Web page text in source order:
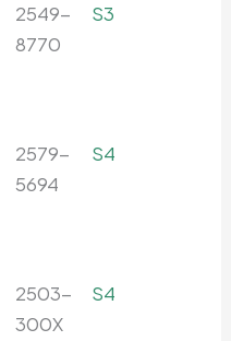
2549-
8770
S3
2579-
5694
S4
2503-
300X
S4